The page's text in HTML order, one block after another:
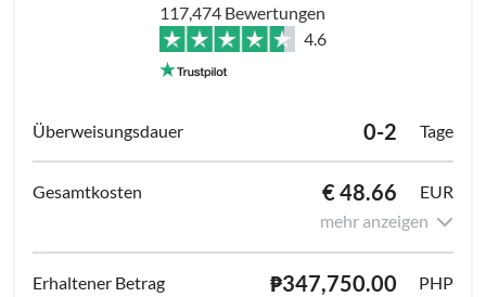
117,474 Bewertungen
4.6
0-2 Tage
€ 48.66
EUR
mehr anzeigen
₱347,750.00 PHP